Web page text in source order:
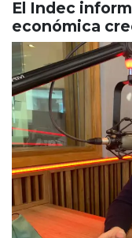
El Indec
económica